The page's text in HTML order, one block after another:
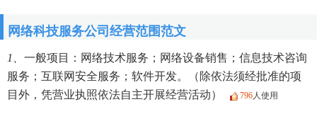
网络科技服务公司经营范围范文
1、 一般项目：网络技术服务；网络设备销售；信息技术咨询
服务；互联网安全服务；软件开发。（除依法须经批准的项
目外，凭营业执照依法自主开展经营活动）
796人使用